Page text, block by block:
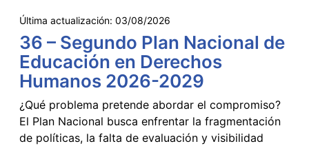
Última actualización: 03/08/2026
36 – Segundo Plan Nacional de
Educación en Derechos
Humanos 2026-2029
¿Qué problema pretende abordar el compromiso?
El Plan Nacional busca enfrentar la fragmentación
de políticas, la falta de evaluación y visibilidad